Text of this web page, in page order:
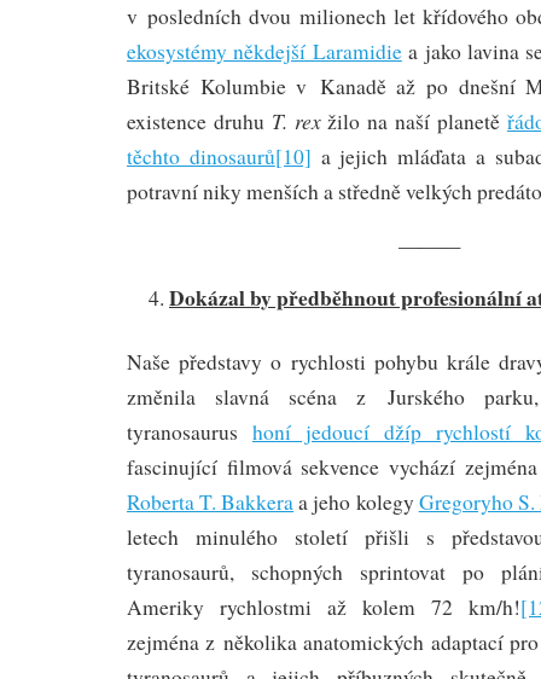
v posledních dvou milionech let křídového
ekosystémy někdejší Laramidiea jako lavina
Britské Kolumbie v Kanadě až po dnešní
existence druhu T. rexžilo na naší planetě
těchto dinosaurů[10] a jejich mláďata a
potravní niky menších a středně velkých
———
Dokázal by předběhnout profesionální
Naše představy o rychlosti pohybu krále
změnila slavná scéna z Jurského
tyranosaurus honí jedoucí džíp rychlostí
fascinující filmová sekvence vychází
Roberta T. Bakkeraa jeho kolegy Gregoryho S.
letech minulého století přišli s
tyranosaurů, schopných sprintovat po
Ameriky rychlostmi až kolem 72 km/h!
zejména z několika anatomických adaptací